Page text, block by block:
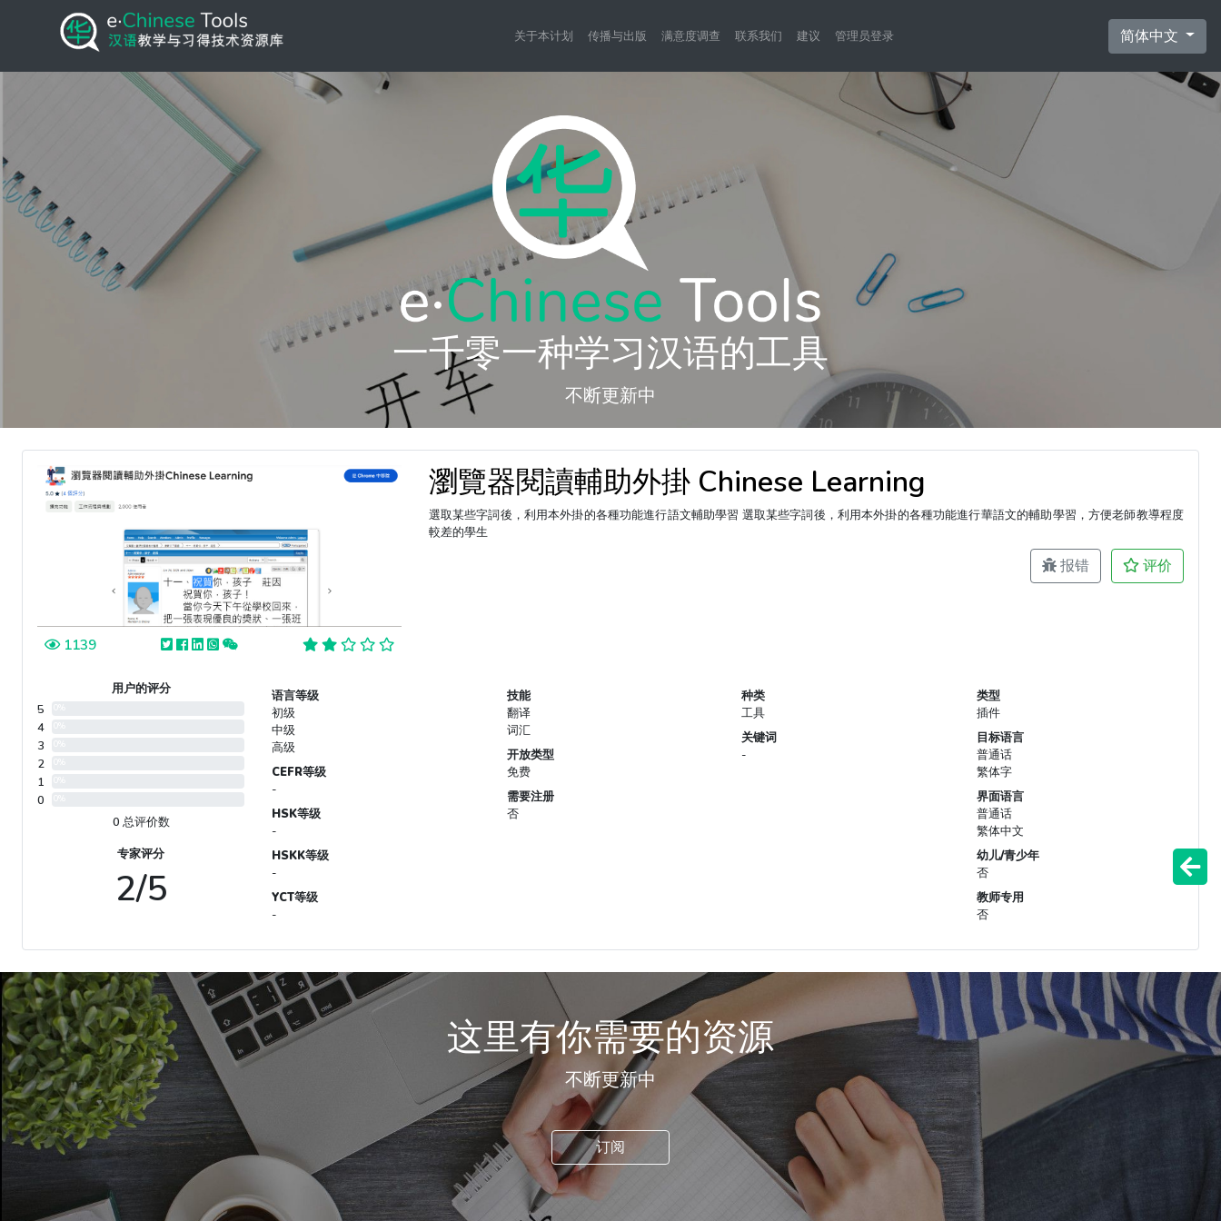
关于本计划 传播与出版 满意度调查 联系我们 建议 管理员登录 简体中文
一千零一种学习汉语的工具
不断更新中
1139
瀏覽器閱讀輔助外掛 Chinese Learning
選取某些字詞後，利用本外掛的各種功能進行語文輔助學習 選取某些字詞後，利用本外掛的各種功能進行華語文的輔助學習，方便老師教導程度
較差的學生
报错 评价
用户的评分
5
4
3
2
1
0
0 总评价数
专家评分
2/5
语言等级
初级
中级
高级
CEFR等级
-
HSK等级
-
HSKK等级
-
YCT等级
-
技能
翻译
词汇
开放类型
免费
需要注册
否
种类
工具
关键词
-
类型
插件
目标语言
普通话
繁体字
界面语言
普通话
繁体中文
幼儿/青少年
否
教师专用
否
这里有你需要的资源
不断更新中
订阅